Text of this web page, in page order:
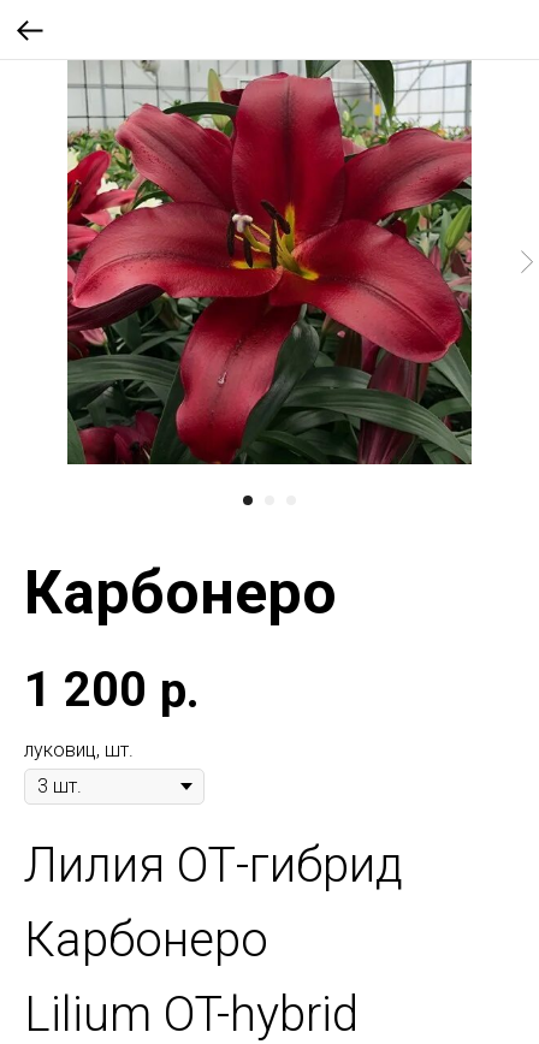
Карбонеро
1 200 р.
луковиц, шт.
Лилия ОТ-гибрид
Карбонеро
Lilium OT-hybrid